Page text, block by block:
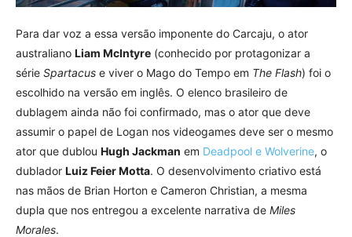
Para dar voz a essa versão imponente do Carcaju, o ator
australiano Liam McIntyre (conhecido por protagonizar a
série Spartacus e viver o Mago do Tempo em The Flash) foi o
escolhido na versão em inglês. O elenco brasileiro de
dublagem ainda não foi confirmado, mas o ator que deve
assumir o papel de Logan nos videogames deve ser o mesmo
ator que dublou Hugh Jackman em Deadpool e Wolverine, o
dublador Luiz Feier Motta. O desenvolvimento criativo está
nas mãos de Brian Horton e Cameron Christian, a mesma
dupla que nos entregou a excelente narrativa de Miles
Morales.